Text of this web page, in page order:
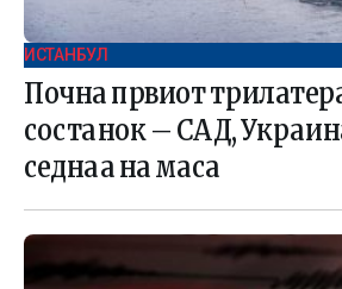
ИСТАНБУЛ
Почна првиот
состанок – САД,
седнаа на маса